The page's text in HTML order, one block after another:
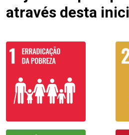
através desta